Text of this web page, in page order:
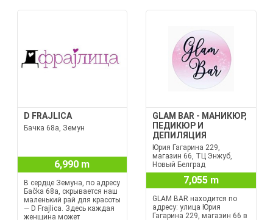
D FRAJLICA
Бачка 68а, Земун
6,990 m
В сердце Земуна, по адресу
Баčka 68а, скрывается наш
маленький рай для красоты
— D Frajlica. Здесь каждая
женщина может
GLAM BAR - МАНИКЮР,
ПЕДИКЮР И
ДЕПИЛЯЦИЯ
Юрия Гагарина 229,
магазин 66, ТЦ Энжуб,
Новый Белград
7,055 m
GLAM BAR находится по
адресу: улица Юрия
Гагарина 229, магазин 66 в